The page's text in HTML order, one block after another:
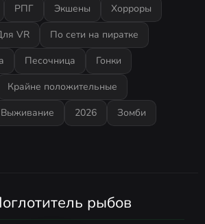
РПГ Экшены
Хорроры
VR
По сети на пиратке
Песочница
Гонки
Крайне положительные
Выживание 2026
Зомби
рыбов